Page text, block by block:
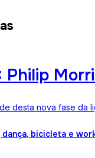
Philip
desta nova fase da
dança, bicicleta e